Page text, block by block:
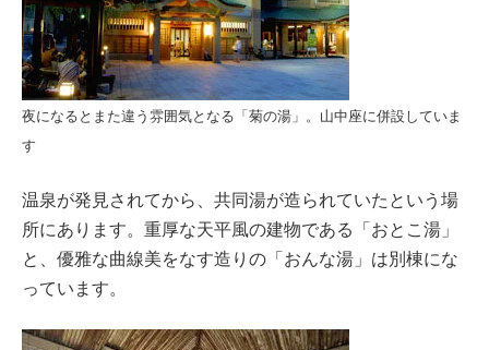
夜になるとまた違う雰囲気となる「菊の湯」。山中座に併設していま
す
温泉が発見されてから、共同湯が造られていたという場
所にあります。重厚な天平風の建物である「おとこ湯」
と、優雅な曲線美をなす造りの「おんな湯」は別棟にな
っています。